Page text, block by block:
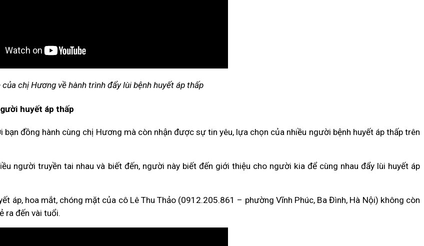
của chị Hương về hành trình đẩy lùi bệnh huyết áp thấp
huyết áp thấp
bạn đồng hành cùng chị Hương mà còn nhận được sự tin yêu, lựa chọn của nhiều người bệnh huyết áp thấp trên
người truyền tai nhau và biết đến, người này biết đến giới thiệu cho người kia để cùng nhau đẩy lùi huyết áp
áp, hoa mắt, chóng mặt của cô Lê Thu Thảo (0912.205.861 – phường Vĩnh Phúc, Ba Đình, Hà Nội) không còn
ra đến vài tuổi.